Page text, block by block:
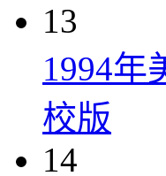
13
1994年
校版
14